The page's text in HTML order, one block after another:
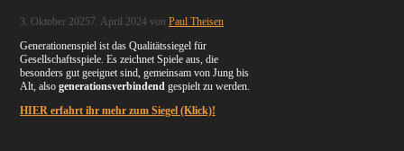
3. Oktober 20257. April 2024 vonPaul Theisen
Generationenspiel ist das Qualitätssiegel für
Gesellschaftsspiele. Es zeichnet Spiele aus, die
besonders gut geeignet sind, gemeinsam von Jung bis
Alt, also generationsverbindendgespielt zu werden.
HIER erfahrt ihr mehr zum Siegel (Klick)!